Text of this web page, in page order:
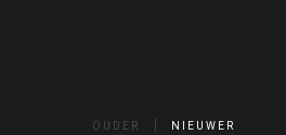
OUDER NIEUWER